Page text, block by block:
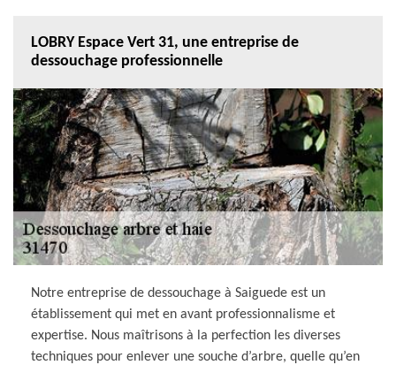
LOBRY Espace Vert 31, une entreprise de
dessouchage professionnelle
Notre entreprise de dessouchage à Saiguede est un
établissement qui met en avant professionnalisme et
expertise. Nous maîtrisons à la perfection les diverses
techniques pour enlever une souche d’arbre, quelle qu’en